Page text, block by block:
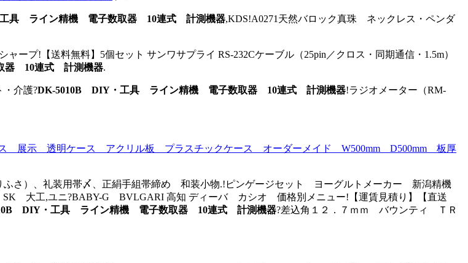
具 ライン精機 電子数取器 10連式 計測機器,KDS!A0271天然バロック真珠 ネックレス・ペンダ
!【送料無料】5個セット サンワサプライ RS-232Cケーブル（25pin／クロス・同期通信・1.5m）
器 10連式 計測機器.
介護?DK-5010B DIY・工具 ライン精機 電子数取器 10連式 計測機器!ラジオメーター（RM-
展示 透明ケース アクリル板 プラスチックケース オーダーメイド W500mm D500mm 板厚
ふさ）、礼装用帯〆、正絹手組帯締め 和装小物.!ピンゲージセット ヨーグルトメーカー 新潟精機
大工,ユニ?BABY-G BVLGARI 高知 ディーバ カシオ 価格別メニュー!【運賃見積り】【直送
DIY・工具 ライン精機 電子数取器 10連式 計測機器?差込角１２．７ｍｍ バウンティ ＴＲ